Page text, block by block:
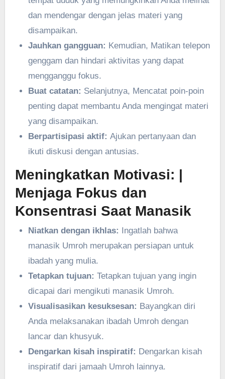
dan mendengar dengan jelas materi yang
disampaikan.
Jauhkan gangguan: Kemudian, Matikan telepon
genggam dan hindari aktivitas yang dapat
mengganggu fokus.
Buat catatan: Selanjutnya, Mencatat poin-poin
penting dapat membantu Anda mengingat materi
yang disampaikan.
Berpartisipasi aktif: Ajukan pertanyaan dan
ikuti diskusi dengan antusias.
Meningkatkan Motivasi: |
Menjaga Fokus dan
Konsentrasi Saat Manasik
Niatkan dengan ikhlas: Ingatlah bahwa
manasik Umroh merupakan persiapan untuk
ibadah yang mulia.
Tetapkan tujuan: Tetapkan tujuan yang ingin
dicapai dari mengikuti manasik Umroh.
Visualisasikan kesuksesan: Bayangkan diri
Anda melaksanakan ibadah Umroh dengan
lancar dan khusyuk.
Dengarkan kisah inspiratif: Dengarkan kisah
inspiratif dari jamaah Umroh lainnya.